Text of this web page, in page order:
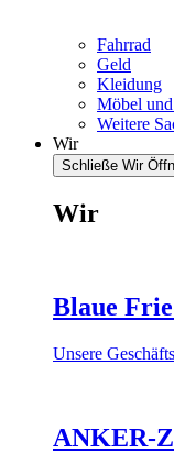
Fahrrad
Geld
Kleidung
Möbel
Weitere
Wir
Schließe Wir
Wir
Blaue
Unsere
ANKER-